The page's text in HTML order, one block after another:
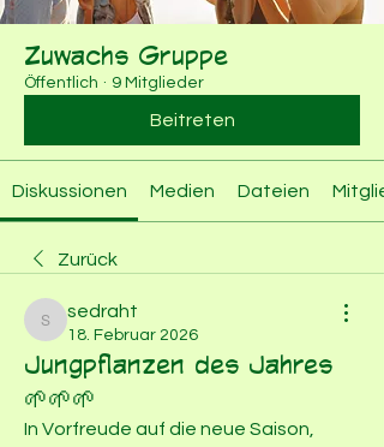
Zuwachs Gruppe
Öffentlich · 9 Mitglieder
Beitreten
Diskussionen Medien Dateien
Zurück
sedraht
sedraht
18. Februar 2026
Jungpflanzen des Jahres
🌱🌱🌱
In Vorfreude auf die neue Saison,